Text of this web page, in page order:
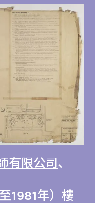
有限公司 、
1981年）樓